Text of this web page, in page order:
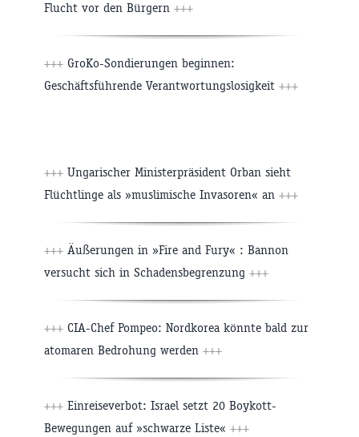
Flucht vor den Bürgern +++
+++ GroKo-Sondierungen beginnen:
Geschäftsführende Verantwortungslosigkeit +++
+++ Ungarischer Ministerpräsident Orban sieht
Flüchtlinge als »muslimische Invasoren« an +++
+++ Äußerungen in »Fire and Fury« : Bannon
versucht sich in Schadensbegrenzung +++
+++ CIA-Chef Pompeo: Nordkorea könnte bald zur
atomaren Bedrohung werden +++
+++ Einreiseverbot: Israel setzt 20 Boykott-
Bewegungen auf »schwarze Liste« +++